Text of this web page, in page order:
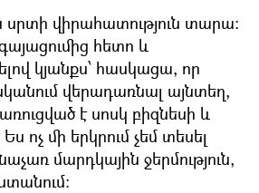
սրտի վիրահատություն տարա:
հետո և
կյանքս՝ հասկացա, որ
վերադառնալ այնտեղ,
է սոսկ բիզնեսի և
ոչ մի երկրում չեմ տեսել
մարդկային ջերմություն,